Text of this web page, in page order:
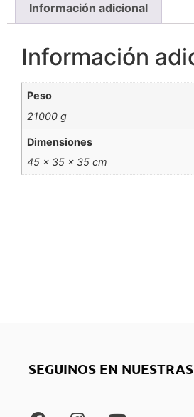
Información adicional
Información
Peso
21000 g
Dimensiones
45 × 35 × 35 cm
SEGUINOS EN